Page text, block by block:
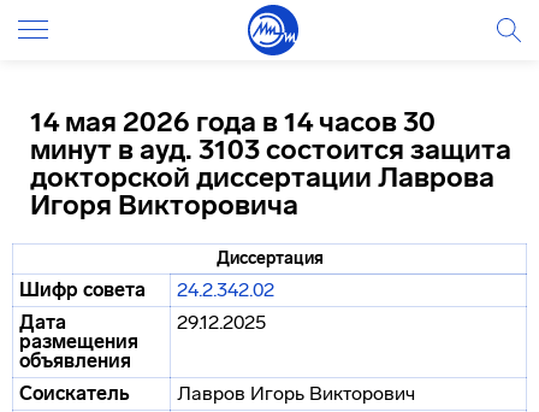
14 мая 2026 года в 14 часов 30
минут в ауд. 3103 состоится защита
докторской диссертации Лаврова
Игоря Викторовича
Диссертация
Шифр совета
24.2.342.02
Дата
размещения
объявления
29.12.2025
Соискатель
Лавров Игорь Викторович